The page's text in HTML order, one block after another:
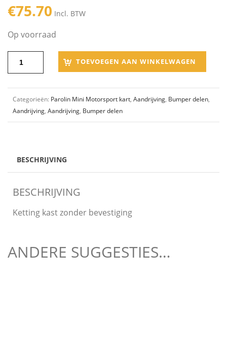
€75.70 Incl. BTW
Op voorraad
TOEVOEGEN AAN WINKELWAGEN
Categorieën: Parolin Mini Motorsport kart, Aandrijving, Bumper delen,
Aandrijving, Aandrijving, Bumper delen
BESCHRIJVING
BESCHRIJVING
Ketting kast zonder bevestiging
ANDERE SUGGESTIES…